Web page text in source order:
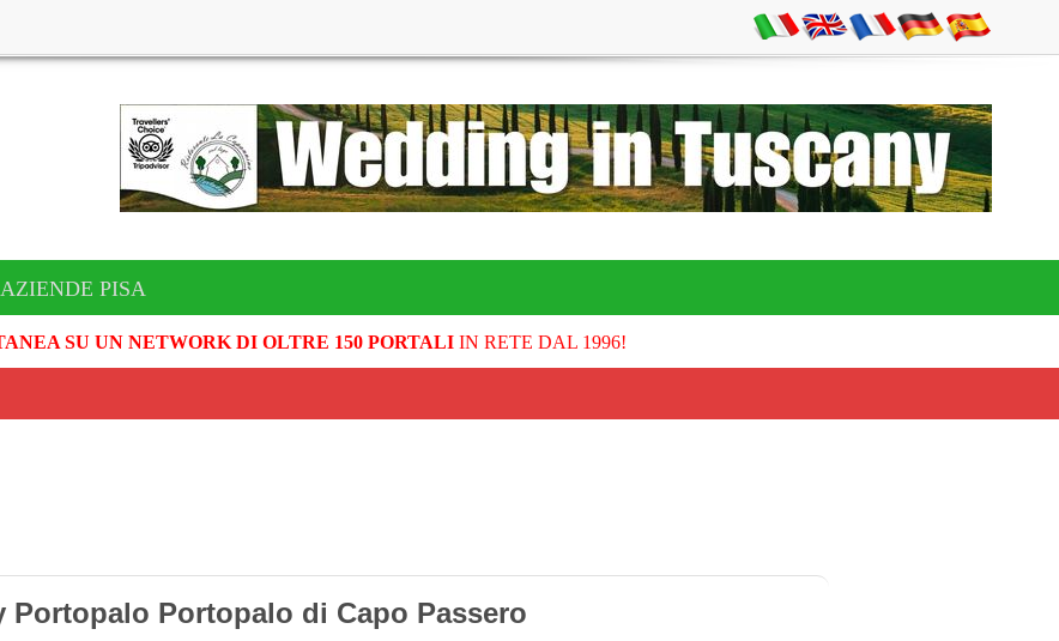
PISA
SU UN NETWORK DI OLTRE 150 PORTALIIN RETE DAL 1996!
Portopalo Portopalo di Capo Passero